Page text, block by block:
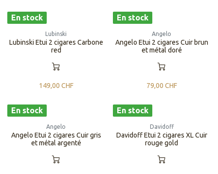
En stock
Lubinski
Lubinski Etui 2 cigares Carbone
red
149,00 CHF
En stock
Angelo
Angelo Etui 2 cigares Cuir brun
et métal doré
79,00 CHF
En stock
Angelo
Angelo Etui 2 cigares Cuir gris
et métal argenté
En stock
Davidoff
Davidoff Etui 2 cigares XL Cuir
rouge gold